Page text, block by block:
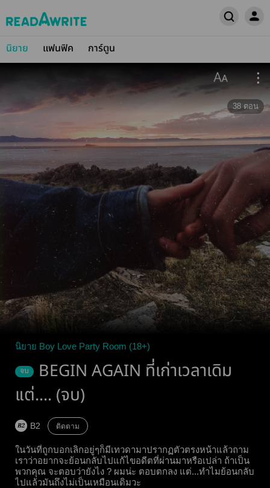
นิยาย แฟนฟิค การ์ตูน
38 ตอน
นิยาย Boy Love Party Room (18+)
จบ
BEGIN AGAIN ที่เก่าเวลาเดิม
แต่.... (จบ)
B2 ติดตาม
ในวันที่ถูกบอกเลิกอยู่ๆก็มีเทวดามาปรากฏตัวตรงหน้าแล้วถาม
เราว่าอยากจะย้อนกลับไปแก้ไขอดีตที่ผ่านมาหรือเปล่า ถ้าเป็น
พวกคุณ จะตอบว่ายังไง ? ผมน่ะ ตอบตกลง แต่...ทำไมย้อนกลับ
ไปแล้วมันถึงไม่เป็นเหมือนเดิมวะ